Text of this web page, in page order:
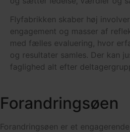
Flyfabrikken skaber høj
engagement og masser af
med fælles evaluering, hvor
og resultater samles. Der kan
faglighed alt efter
Forandringsøen
Forandringsøen er et